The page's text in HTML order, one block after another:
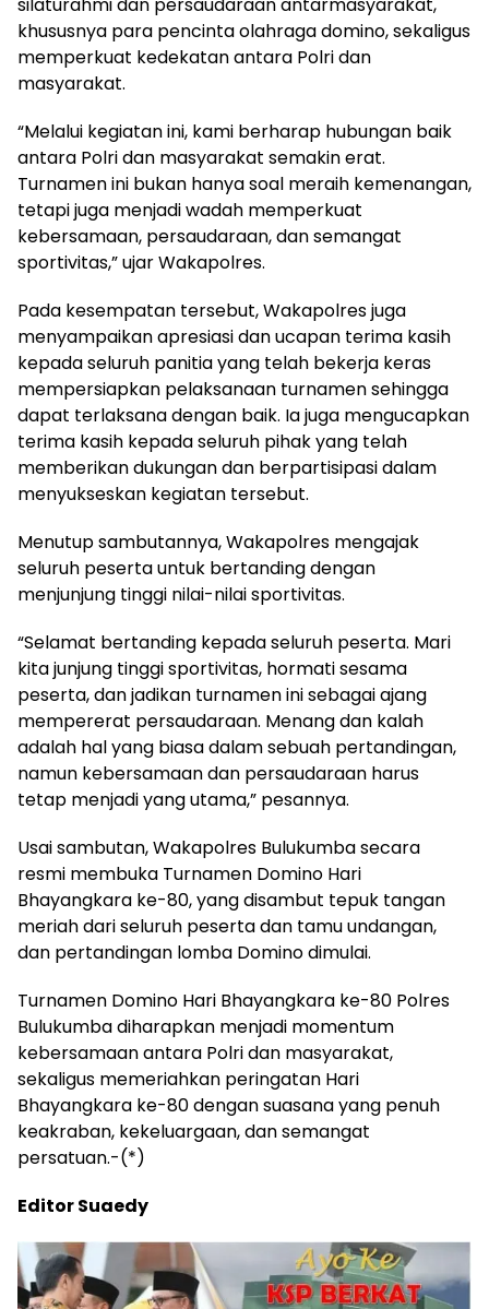
khususnya para pencinta olahraga domino, sekaligus
memperkuat kedekatan antara Polri dan
masyarakat.
“Melalui kegiatan ini, kami berharap hubungan baik
antara Polri dan masyarakat semakin erat.
Turnamen ini bukan hanya soal meraih kemenangan,
tetapi juga menjadi wadah memperkuat
kebersamaan, persaudaraan, dan semangat
sportivitas,” ujar Wakapolres.
Pada kesempatan tersebut, Wakapolres juga
menyampaikan apresiasi dan ucapan terima kasih
kepada seluruh panitia yang telah bekerja keras
mempersiapkan pelaksanaan turnamen sehingga
dapat terlaksana dengan baik. Ia juga mengucapkan
terima kasih kepada seluruh pihak yang telah
memberikan dukungan dan berpartisipasi dalam
menyukseskan kegiatan tersebut.
Menutup sambutannya, Wakapolres mengajak
seluruh peserta untuk bertanding dengan
menjunjung tinggi nilai-nilai sportivitas.
“Selamat bertanding kepada seluruh peserta. Mari
kita junjung tinggi sportivitas, hormati sesama
peserta, dan jadikan turnamen ini sebagai ajang
mempererat persaudaraan. Menang dan kalah
adalah hal yang biasa dalam sebuah pertandingan,
namun kebersamaan dan persaudaraan harus
tetap menjadi yang utama,” pesannya.
Usai sambutan, Wakapolres Bulukumba secara
resmi membuka Turnamen Domino Hari
Bhayangkara ke-80, yang disambut tepuk tangan
meriah dari seluruh peserta dan tamu undangan,
dan pertandingan lomba Domino dimulai.
Turnamen Domino Hari Bhayangkara ke-80 Polres
Bulukumba diharapkan menjadi momentum
kebersamaan antara Polri dan masyarakat,
sekaligus memeriahkan peringatan Hari
Bhayangkara ke-80 dengan suasana yang penuh
keakraban, kekeluargaan, dan semangat
persatuan.-(*)
Editor Suaedy